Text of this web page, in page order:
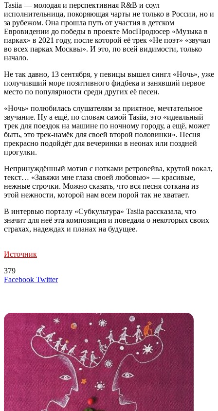
Tasiia — молодая и перспективная R&B и соул
исполнительница, покоряющая чарты не только в России, но и
за рубежом. Она прошла путь от участия в детском
Евровидении до победы в проекте МосПродюсер «Музыка в
парках» в 2021 году, после которой её трек «Не поэт» «звучал
во всех парках Москвы». И это, по всей видимости, только
начало.
Не так давно, 13 сентября, у певицы вышел сингл «Ночь», уже
получивший море позитивного фидбека и занявший первое
место по популярности среди других её песен.
«Ночь» полюбилась слушателям за приятное, мечтательное
звучание. Ну а ещё, по словам самой Tasiia, это «идеальный
трек для поездок на машине по ночному городу, а ещё, может
быть, это трек-намёк для своей второй половинки». Песня
прекрасно подойдёт для вечеринки в неонах или поздней
прогулки.
Непринуждённый мотив с нотками ретровейва, крутой вокал,
текст… «Завяжи мне глаза своей любовью» — красивые,
нежные строчки. Можно сказать, что вся песня соткана из
этой нежности, которой нам всем порой так не хватает.
В интервью порталу «Субкультура» Tasiia рассказала, что
значит для неё эта композиция и поведала о некоторых своих
страхах, надеждах и планах на будущее.
Источник
379
Facebook TwitterLinkedIn
Tumblr
Reddit
Вконтакте
Одноклассники
Skype
Messenger
Messenger
WhatsApp
Telegram
Viber
Line
Поделиться
Печатать